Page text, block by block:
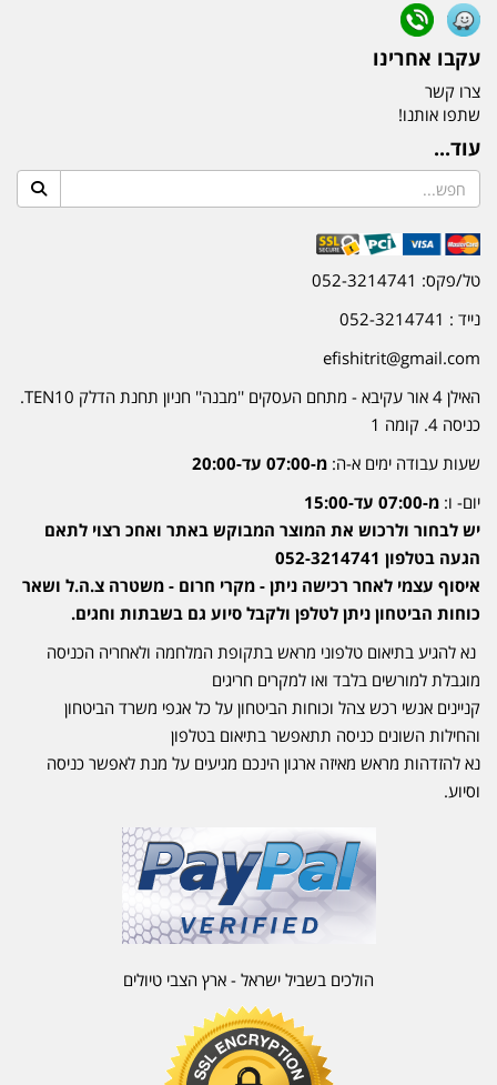
עקבו אחרינו
צרו קשר
שתפו אותנו!
עוד...
טל/פקס: 052-3214741
נייד : 052-3214741
efishitrit@gmail.com
האילן 4 אור עקיבא - מתחם העסקים ''מבנה'' חניון תחנת הדלק TEN10.
כניסה 4. קומה 1
שעות עבודה ימים א-ה: מ-07:00 עד-20:00
יום- ו: מ-07:00 עד-15:00
יש לבחור ולרכוש את המוצר המבוקש באתר ואחכ רצוי לתאם
הגעה בטלפון 052-3214741
איסוף עצמי לאחר רכישה ניתן - מקרי חרום - משטרה צ.ה.ל ושאר
כוחות הביטחון ניתן לטלפן ולקבל סיוע גם בשבתות וחגים.
נא להגיע בתיאום טלפוני מראש בתקופת המלחמה ולאחריה הכניסה
מוגבלת למורשים בלבד ואו למקרים חריגים
קניינים אנשי רכש צהל וכוחות הביטחון על כל אגפי משרד הביטחון
והחילות השונים כניסה תתאפשר בתיאום בטלפון
נא להזדהות מראש מאיזה ארגון הינכם מגיעים על מנת לאפשר כניסה
וסיוע.
הולכים בשביל ישראל - ארץ הצבי טיולים